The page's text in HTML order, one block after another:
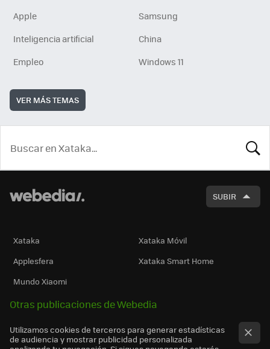
Apple
Samsung
Inteligencia artificial
China
Empleo
Windows 11
VER MÁS TEMAS
SUBIR
Xataka
Xataka Móvil
Applesfera
Xataka Smart Home
Mundo Xiaomi
Otras publicaciones de Webedia
Utilizamos cookies de terceros para generar estadísticas
de audiencia y mostrar publicidad personalizada